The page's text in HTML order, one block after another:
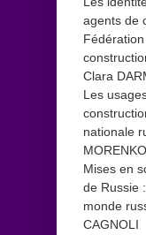
agents de
Clara
Les
nationale
Mises en
de Russie
monde
CAGNOLI